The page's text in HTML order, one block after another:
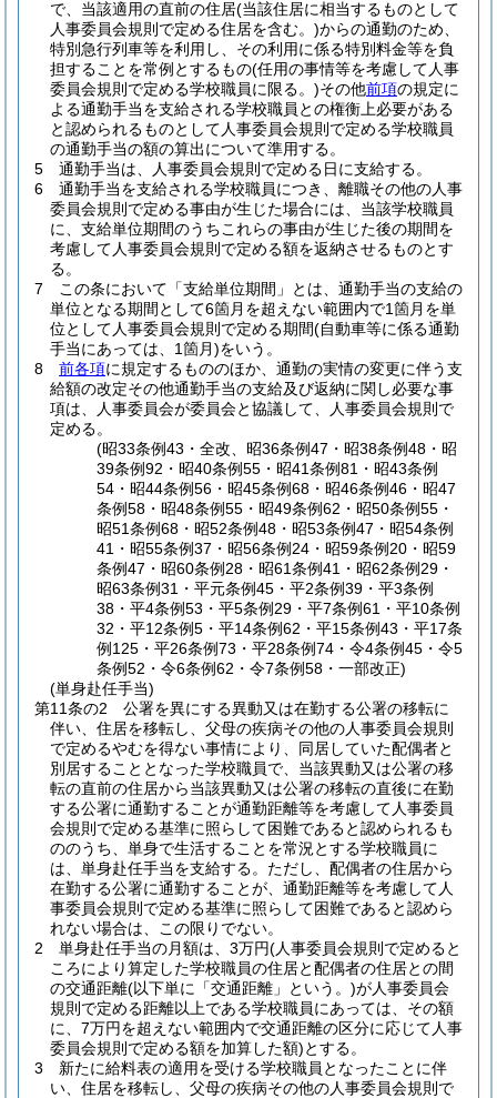
で、当該適用の直前の住居(当該住居に相当するものとして
人事委員会規則で定める住居を含む。)からの通勤のため、
特別急行列車等を利用し、その利用に係る特別料金等を負
担することを常例とするもの(任用の事情等を考慮して人事
委員会規則で定める学校職員に限る。)その他前項の規定に
よる通勤手当を支給される学校職員との権衡上必要がある
と認められるものとして人事委員会規則で定める学校職員
の通勤手当の額の算出について準用する。
5
通勤手当は、人事委員会規則で定める日に支給する。
6
通勤手当を支給される学校職員につき、離職その他の人事
委員会規則で定める事由が生じた場合には、当該学校職員
に、支給単位期間のうちこれらの事由が生じた後の期間を
考慮して人事委員会規則で定める額を返納させるものとす
る。
7
この条において「支給単位期間」とは、通勤手当の支給の
単位となる期間として6箇月を超えない範囲内で1箇月を単
位として人事委員会規則で定める期間(自動車等に係る通勤
手当にあっては、1箇月)をいう。
8
前各項に規定するもののほか、通勤の実情の変更に伴う支
給額の改定その他通勤手当の支給及び返納に関し必要な事
項は、人事委員会が委員会と協議して、人事委員会規則で
定める。
(昭33条例43・全改、昭36条例47・昭38条例48・昭
39条例92・昭40条例55・昭41条例81・昭43条例
54・昭44条例56・昭45条例68・昭46条例46・昭47
条例58・昭48条例55・昭49条例62・昭50条例55・
昭51条例68・昭52条例48・昭53条例47・昭54条例
41・昭55条例37・昭56条例24・昭59条例20・昭59
条例47・昭60条例28・昭61条例41・昭62条例29・
昭63条例31・平元条例45・平2条例39・平3条例
38・平4条例53・平5条例29・平7条例61・平10条例
32・平12条例5・平14条例62・平15条例43・平17条
例125・平26条例73・平28条例74・令4条例45・令5
条例52・令6条例62・令7条例58・一部改正)
(単身赴任手当)
第11条の2
公署を異にする異動又は在勤する公署の移転に
伴い、住居を移転し、父母の疾病その他の人事委員会規則
で定めるやむを得ない事情により、同居していた配偶者と
別居することとなった学校職員で、当該異動又は公署の移
転の直前の住居から当該異動又は公署の移転の直後に在勤
する公署に通勤することが通勤距離等を考慮して人事委員
会規則で定める基準に照らして困難であると認められるも
ののうち、単身で生活することを常況とする学校職員に
は、単身赴任手当を支給する。 ただし、配偶者の住居から
在勤する公署に通勤することが、通勤距離等を考慮して人
事委員会規則で定める基準に照らして困難であると認めら
れない場合は、この限りでない。
2
単身赴任手当の月額は、3万円(人事委員会規則で定めると
ころにより算定した学校職員の住居と配偶者の住居との間
の交通距離(以下単に「交通距離」という。)が人事委員会
規則で定める距離以上である学校職員にあっては、その額
に、7万円を超えない範囲内で交通距離の区分に応じて人事
委員会規則で定める額を加算した額)とする。
3
新たに給料表の適用を受ける学校職員となったことに伴
い、住居を移転し、父母の疾病その他の人事委員会規則で